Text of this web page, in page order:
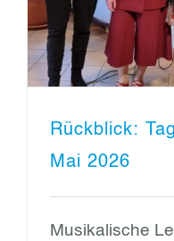
Rückblick:
Mai 2026
Musikalische